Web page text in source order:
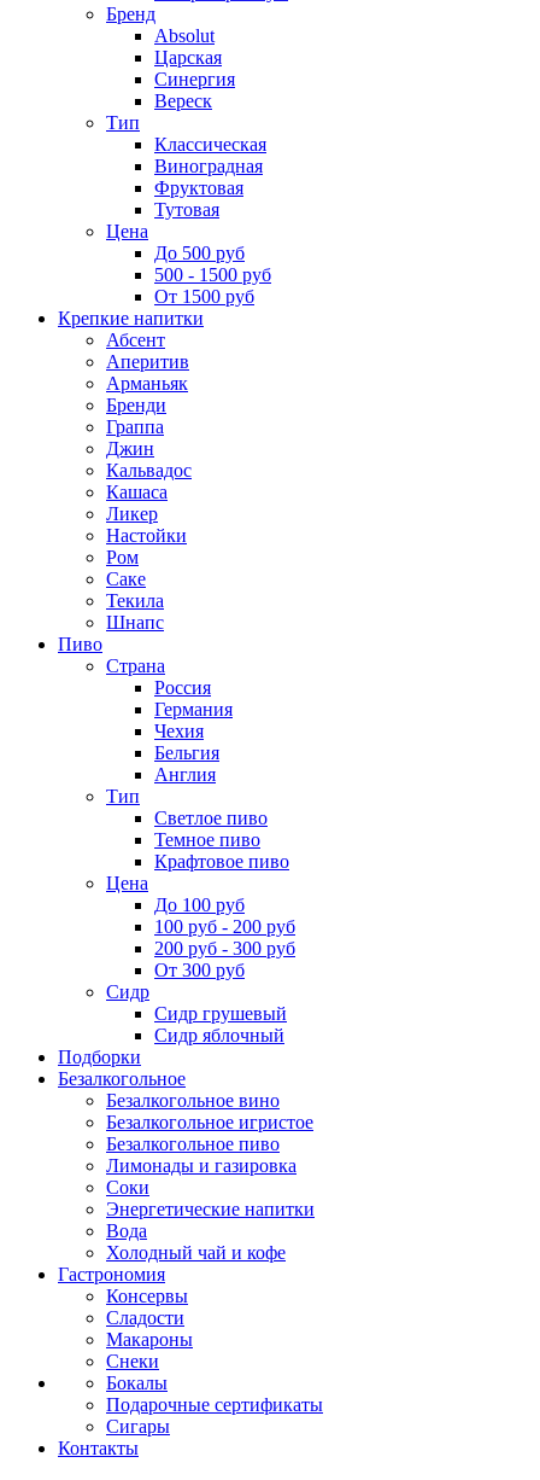
Бренд
Absolut
Царская
Синергия
Вереск
Тип
Классическая
Виноградная
Фруктовая
Тутовая
Цена
До 500 руб
500 - 1500 руб
От 1500 руб
Крепкие напитки
Абсент
Аперитив
Арманьяк
Бренди
Граппа
Джин
Кальвадос
Кашаса
Ликер
Настойки
Ром
Саке
Текила
Шнапс
Пиво
Страна
Россия
Германия
Чехия
Бельгия
Англия
Тип
Светлое пиво
Темное пиво
Крафтовое пиво
Цена
До 100 руб
100 руб - 200 руб
200 руб - 300 руб
От 300 руб
Сидр
Сидр грушевый
Сидр яблочный
Подборки
Безалкогольное
Безалкогольное вино
Безалкогольное игристое
Безалкогольное пиво
Лимонады и газировка
Соки
Энергетические напитки
Вода
Холодный чай и кофе
Гастрономия
Консервы
Сладости
Макароны
Снеки
Бокалы
Подарочные сертификаты
Сигары
Контакты